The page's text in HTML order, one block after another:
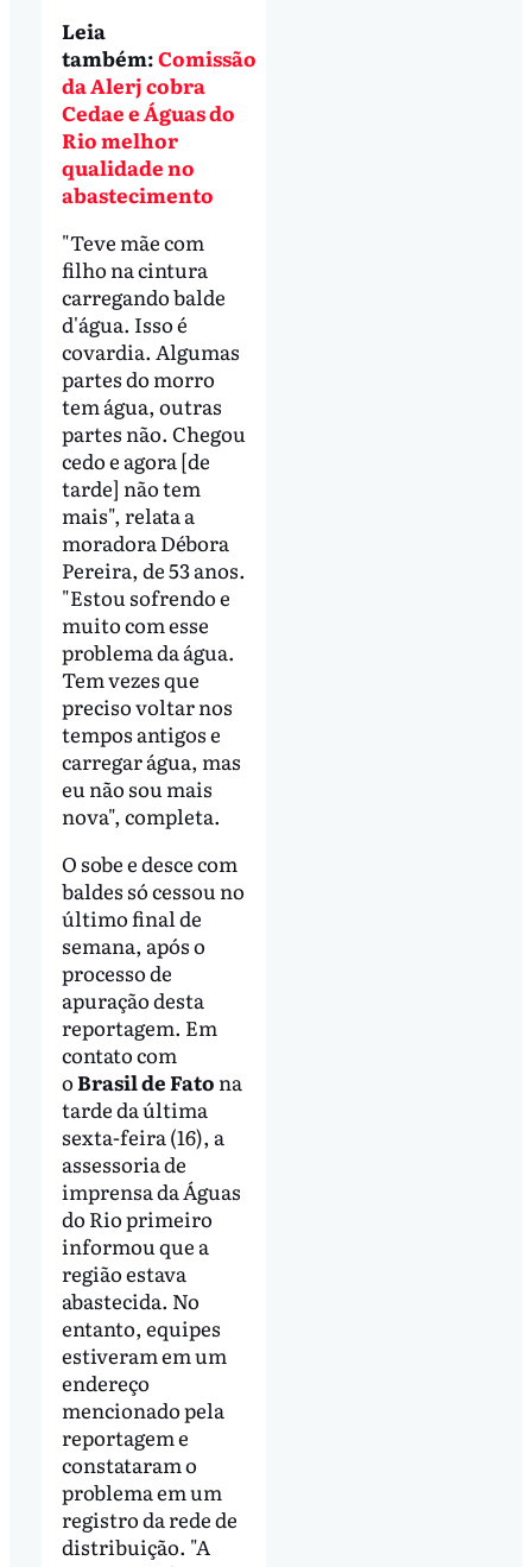
Leia
também:Comissão
da Alerj cobra
Cedae e Águas do
Rio melhor
qualidade no
abastecimento
"Teve mãe com
filho na cintura
carregando balde
d'água. Isso é
covardia. Algumas
partes do morro
tem água, outras
partes não. Chegou
cedo e agora [de
tarde] não tem
mais", relata a
moradora Débora
Pereira, de 53 anos.
"Estou sofrendo e
muito com esse
problema da água.
Tem vezes que
preciso voltar nos
tempos antigos e
carregar água, mas
eu não sou mais
nova", completa.
O sobe e desce com
baldes só cessou no
último final de
semana, após o
processo de
apuração desta
reportagem. Em
contato com
oBrasil de Fato na
tarde da última
sexta-feira (16), a
assessoria de
imprensa da Águas
do Rio primeiro
informou que a
região estava
abastecida. No
entanto, equipes
estiveram em um
endereço
mencionado pela
reportagem e
constataram o
problema em um
registro da rede de
distribuição. "A